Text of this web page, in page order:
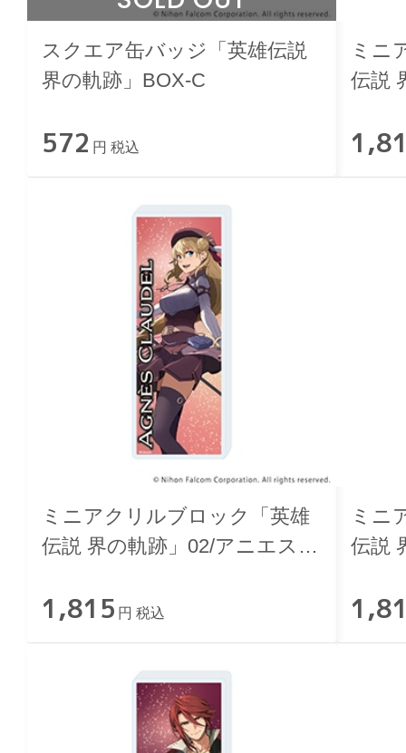
スクエア缶バッジ「英雄伝説
界の軌跡」BOX-C
572 円 税込
ミニ
伝説
ミニアクリルブロック「英雄
伝説 界の軌跡」02/アニエス・
1,815 円 税込
ミニ
伝説